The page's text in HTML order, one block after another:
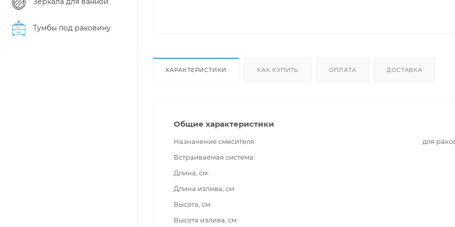
Тумбы под раковину
ХАРАКТЕРИСТИКИ КАК КУПИТЬ ОПЛАТА ДОСТАВКА
Общие характеристики
Назначение смесителя
для
Встраиваемая система
Длина, см
Длина излива, см
Высота, см
Высота излива, см